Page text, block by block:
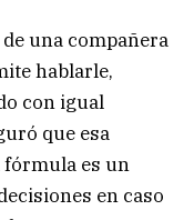
una compañera
hablarle,
con igual
que esa
es un
en caso